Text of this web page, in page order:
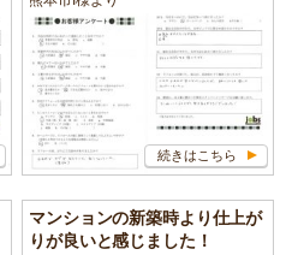
続きはこちら
マンションの新築時より仕上が
りが良いと感じました！